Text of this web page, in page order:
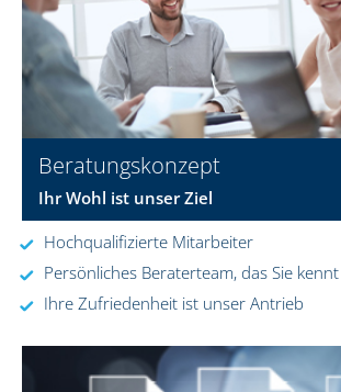
Beratungskonzept
Ihr Wohl ist unser Ziel
Hochqualifizierte Mitarbeiter
Persönliches Beraterteam, das Sie kennt
Ihre Zufriedenheit ist unser Antrieb